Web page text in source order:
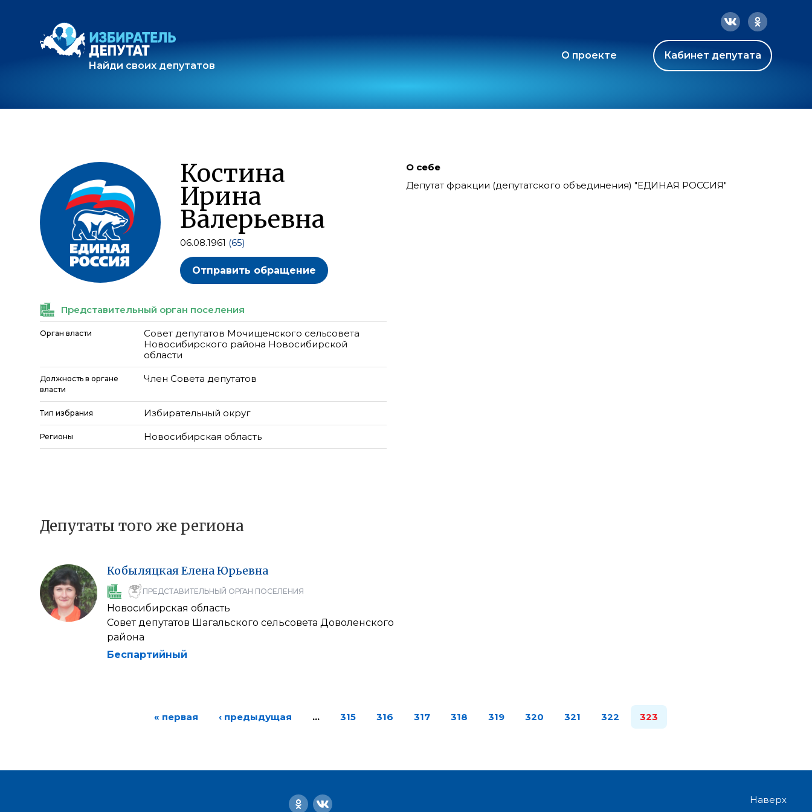
Найди своих депутатов
О проекте Кабинет депутата
Костина
Ирина
Валерьевна
06.08.1961 (65)
Отправить обращение
О себе
Депутат фракции (депутатского объединения) "ЕДИНАЯ РОССИЯ"
Представительный орган поселения
Орган власти
Совет депутатов Мочищенского сельсовета
Новосибирского района Новосибирской
области
Должность в органе
власти
Член Совета депутатов
Тип избрания Избирательный округ
Регионы Новосибирская область
Депутаты того же региона
КобыляцкаяЕленаЮрьевна
ПРЕДСТАВИТЕЛЬНЫЙ ОРГАН ПОСЕЛЕНИЯ
Новосибирская область
Совет депутатов Шагальского сельсовета Доволенского
района
Беспартийный
« первая ‹ предыдущая … 315 316 317 318 319 320 321 322 323
Наверх